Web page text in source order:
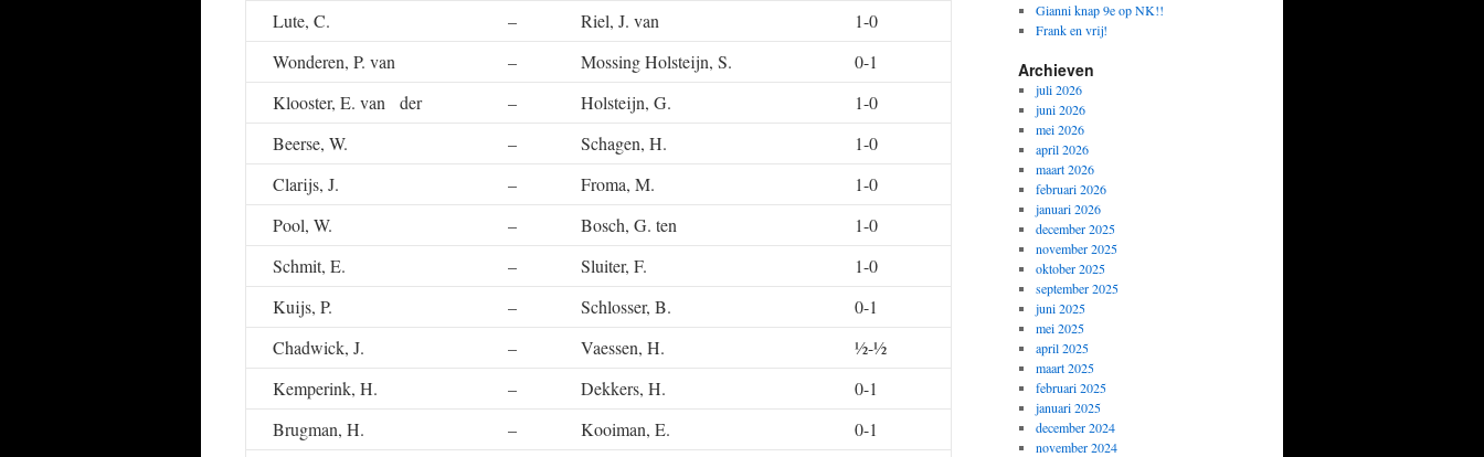
Lute, C.
– Riel, J. van
1-0
Wonderen, P. van
– Mossing Holsteijn, S.
0-1
Klooster, E. van der
– Holsteijn, G.
1-0
Beerse, W.
– Schagen, H.
1-0
Clarijs, J.
– Froma, M.
1-0
Pool, W.
– Bosch, G. ten
1-0
Schmit, E.
– Sluiter, F.
1-0
Kuijs, P.
– Schlosser, B.
0-1
Chadwick, J.
– Vaessen, H.
½-½
Kemperink, H.
– Dekkers, H.
0-1
Brugman, H.
– Kooiman, E.
0-1
Gianni knap 9e op NK!!
Frank en vrij!
Archieven
juli 2026
juni 2026
mei 2026
april 2026
maart 2026
februari 2026
januari 2026
december 2025
november 2025
oktober 2025
september 2025
juni 2025
mei 2025
april 2025
maart 2025
februari 2025
januari 2025
december 2024
november 2024